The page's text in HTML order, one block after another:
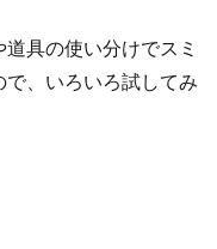
具の使い分けでスミ
で、いろいろ試してみ